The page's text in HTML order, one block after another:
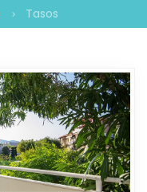
Tasos